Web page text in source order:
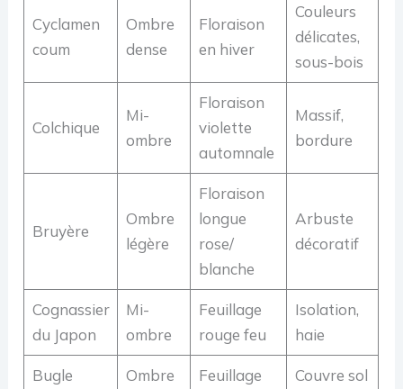
Cyclamen
coum
Ombre
dense
Floraison
en hiver
Couleurs
délicates,
sous-bois
Colchique
Mi-
ombre
Floraison
violette
automnale
Massif,
bordure
Bruyère
Ombre
légère
Floraison
longue
rose/
blanche
Arbuste
décoratif
Cognassier
du Japon
Mi-
ombre
Feuillage
rouge feu
Isolation,
haie
Bugle
Ombre
Feuillage
Couvre sol